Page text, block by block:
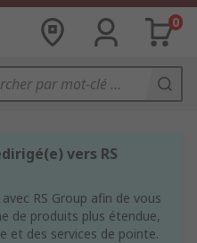
0
vers RS
RS Group afin de vous
de produits plus étendue,
et des services de pointe.